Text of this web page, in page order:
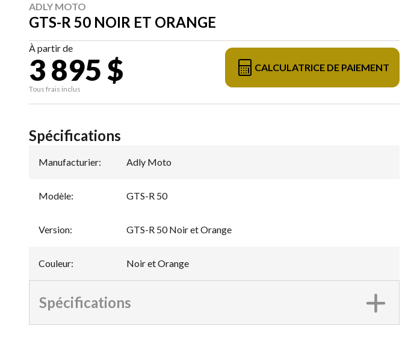
ADLY MOTO
GTS-R 50 NOIR ET ORANGE
À partir de
3 895 $
Tous frais inclus
CALCULATRICE DE PAIEMENT
Spécifications
Manufacturier: Adly Moto
Modèle: GTS-R 50
Version: GTS-R 50 Noir et Orange
Couleur: Noir et Orange
Spécifications